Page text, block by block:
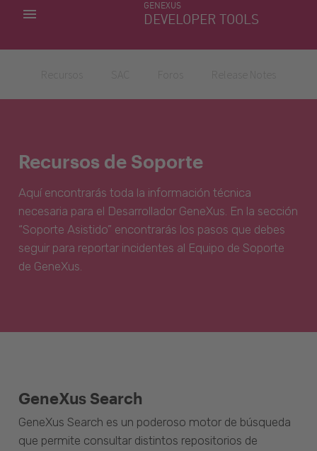
GENEXUS
DEVELOPER TOOLS
MIS APLICACIONES
Recursos de Soporte
Aquí encontrarás toda la información técnica
necesaria para el Desarrollador GeneXus. En la sección
“Soporte Asistido” encontrarás los pasos que debes
seguir para reportar incidentes al Equipo de Soporte
de GeneXus.
GeneXus Search
GeneXus Search es un poderoso motor de búsqueda
que permite consultar distintos repositorios de